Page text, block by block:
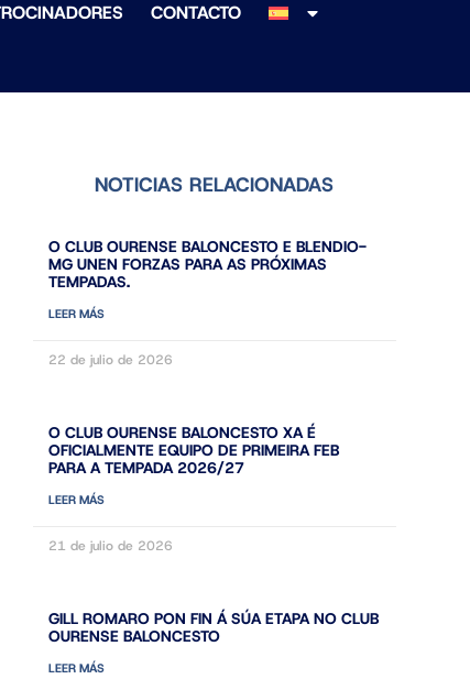
CONTACTO
NOTICIAS RELACIONADAS
O CLUB OURENSE BALONCESTO E BLENDIO-
MG UNEN FORZAS PARA AS PRÓXIMAS
TEMPADAS.
LEER MÁS
22 de julio de 2026
O CLUB OURENSE BALONCESTO XA É
OFICIALMENTE EQUIPO DE PRIMEIRA FEB
PARA A TEMPADA 2026/27
LEER MÁS
21 de julio de 2026
GILL ROMARO PON FIN Á SÚA ETAPA NO CLUB
OURENSE BALONCESTO
LEER MÁS